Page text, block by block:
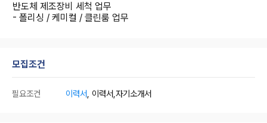
반도체 제조장비 세척 업무
- 폴리싱 / 케미컬 / 클린룸 업무
모집조건
필요조건 이력서 , 이력서,자기소개서